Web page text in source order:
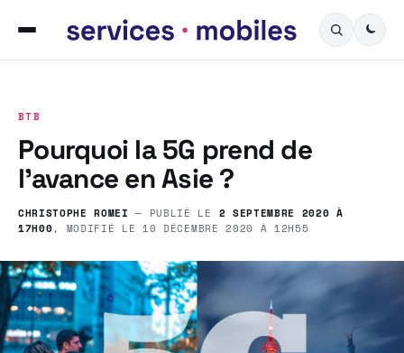
BTB
Pourquoi la 5G prend de
l’avance en Asie ?
CHRISTOPHE ROMEI — PUBLIÉ LE 2 SEPTEMBRE 2020 À
17H00, MODIFIÉ LE10 DÉCEMBRE 2020 À 12H55